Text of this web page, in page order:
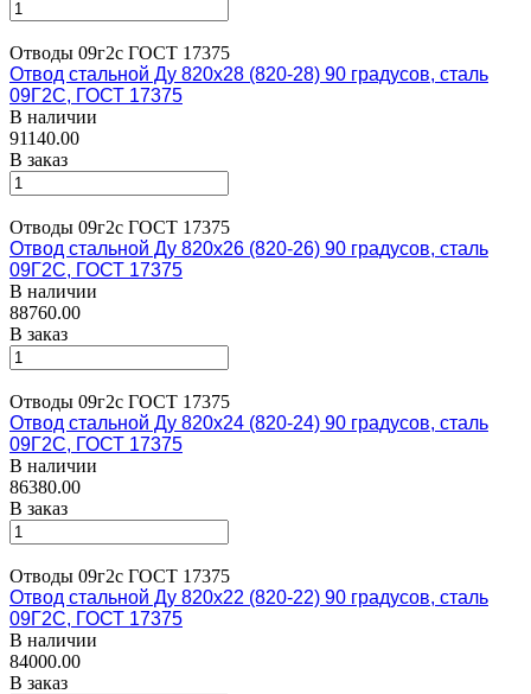
Отводы 09г2с ГОСТ 17375
Отвод стальной Ду 820х28 (820-28) 90 градусов, сталь
09Г2С, ГОСТ 17375
В наличии
91140.00
В заказ
Отводы 09г2с ГОСТ 17375
Отвод стальной Ду 820х26 (820-26) 90 градусов, сталь
09Г2С, ГОСТ 17375
В наличии
88760.00
В заказ
Отводы 09г2с ГОСТ 17375
Отвод стальной Ду 820х24 (820-24) 90 градусов, сталь
09Г2С, ГОСТ 17375
В наличии
86380.00
В заказ
Отводы 09г2с ГОСТ 17375
Отвод стальной Ду 820х22 (820-22) 90 градусов, сталь
09Г2С, ГОСТ 17375
В наличии
84000.00
В заказ